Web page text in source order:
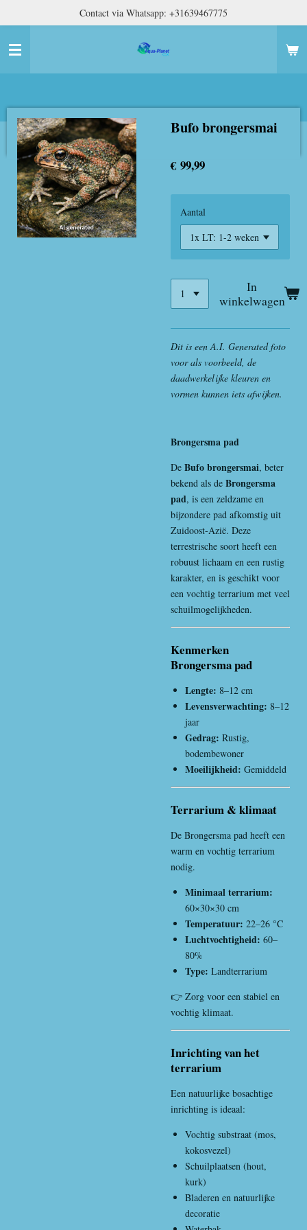
naar
hoofdinhoud
Contact via Whatsapp: +31639467775
Bufo brongersmai
€ 99,99
Aantal
In
winkelwagen
Dit is een A.I. Generated foto
voor als voorbeeld, de
daadwerkelijke kleuren en
vormen kunnen iets afwijken.
Brongersma pad
De Bufo brongersmai, beter
bekend als de Brongersma
pad, is een zeldzame en
bijzondere pad afkomstig uit
Zuidoost-Azië. Deze
terrestrische soort heeft een
robuust lichaam en een rustig
karakter, en is geschikt voor
een vochtig terrarium met veel
schuilmogelijkheden.
Kenmerken
Brongersma pad
Lengte: 8–12 cm
Levensverwachting: 8–12
jaar
Gedrag: Rustig,
bodembewoner
Moeilijkheid: Gemiddeld
Terrarium & klimaat
De Brongersma pad heeft een
warm en vochtig terrarium
nodig.
Minimaal terrarium:
60×30×30 cm
Temperatuur: 22–26 °C
Luchtvochtigheid: 60–
80%
Type: Landterrarium
👉 Zorg voor een stabiel en
vochtig klimaat.
Inrichting van het
terrarium
Een natuurlijke bosachtige
inrichting is ideaal:
Vochtig substraat (mos,
kokosvezel)
Schuilplaatsen (hout,
kurk)
Bladeren en natuurlijke
decoratie